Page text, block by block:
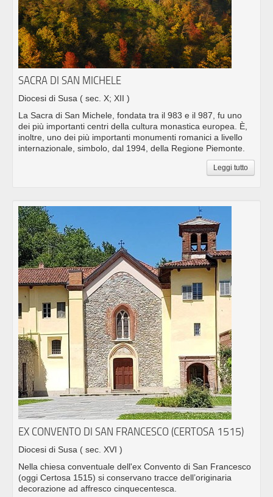
SACRA DI SAN MICHELE
Diocesi di Susa ( sec. X; XII )
La Sacra di San Michele, fondata tra il 983 e il 987, fu uno
dei più importanti centri della cultura monastica europea. È,
inoltre, uno dei più importanti monumenti romanici a livello
internazionale, simbolo, dal 1994, della Regione Piemonte.
Leggi tutto
EX CONVENTO DI SAN FRANCESCO (CERTOSA 1515)
Diocesi di Susa ( sec. XVI )
Nella chiesa conventuale dell'ex Convento di San Francesco
(oggi Certosa 1515) si conservano tracce dell’originaria
decorazione ad affresco cinquecentesca.